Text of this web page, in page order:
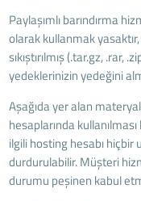
Paylaşımlı barındırma
olarak kullanmak
sıkıştırılmış (.tar.gz,
yedeklerinizin yedeğini
Aşağıda yer alan
hesaplarında
ilgili hosting hesabı hiçbir
durdurulabilir. Müşteri
durumu peşinen kabul